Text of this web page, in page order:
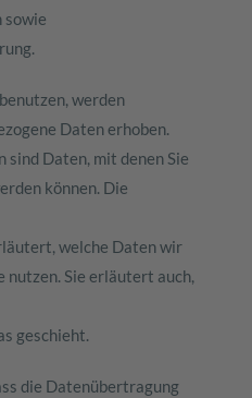
werden
Daten erhoben.
sind Daten, mit denen Sie
können. Die
welche Daten wir
nutzen. Sie erläutert auch,
geschieht.
die Datenübertragung